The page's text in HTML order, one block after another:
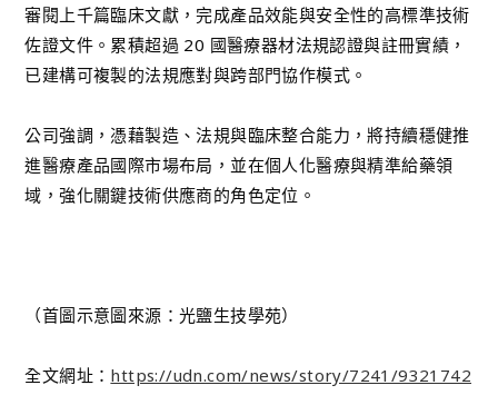
審閱上千篇臨床文獻，完成產品效能與安全性的高標準技術
佐證文件。累積超過 20 國醫療器材法規認證與註冊實績，
已建構可複製的法規應對與跨部門協作模式。
公司強調，憑藉製造、法規與臨床整合能力，將持續穩健推
進醫療產品國際市場布局，並在個人化醫療與精準給藥領
域，強化關鍵技術供應商的角色定位。
（首圖示意圖來源：光鹽生技學苑）
全文網址： https://udn.com/news/story/7241/9321742